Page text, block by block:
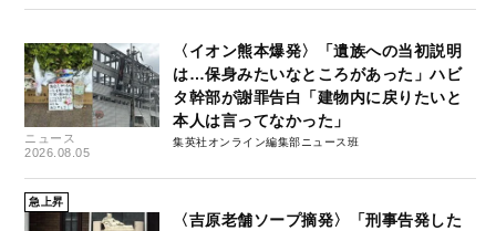
ニュース
2026.08.05
〈イオン熊本爆発〉「遺族への当初説明
は…保身みたいなところがあった」ハビ
タ幹部が謝罪告白「建物内に戻りたいと
本人は言ってなかった」
集英社オンライン編集部ニュース班
急上昇
〈吉原老舗ソープ摘発〉「刑事告発した